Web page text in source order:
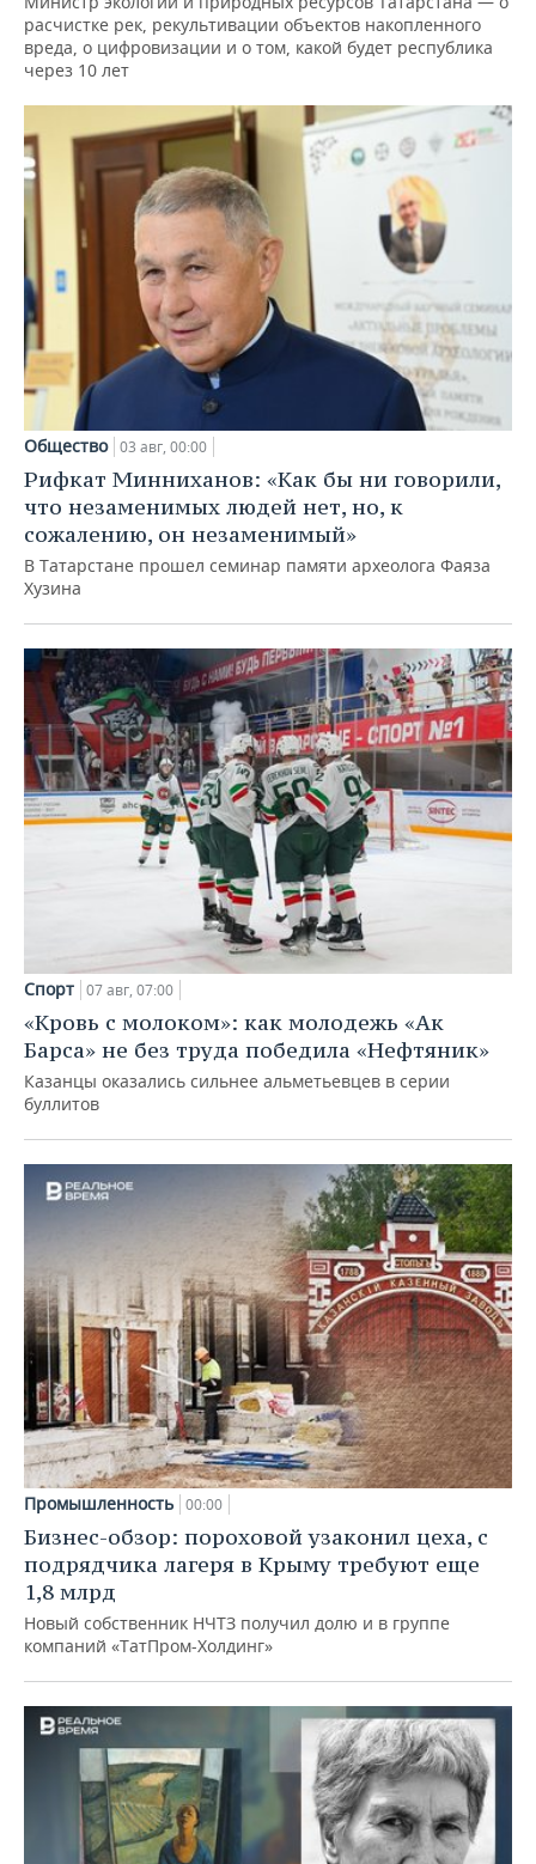
расчистке рек, рекультивации объектов накопленного
вреда, о цифровизации и о том, какой будет республика
через 10 лет
Общество 03 авг, 00:00
Рифкат Минниханов: «Как бы ни говорили,
что незаменимых людей нет, но, к
сожалению, он незаменимый»
В Татарстане прошел семинар памяти археолога Фаяза
Хузина
Спорт 07 авг, 07:00
«Кровь с молоком»: как молодежь «Ак
Барса» не без труда победила «Нефтяник»
Казанцы оказались сильнее альметьевцев в серии
буллитов
Промышленность 00:00
Бизнес-обзор: пороховой узаконил цеха, с
подрядчика лагеря в Крыму требуют еще
1,8 млрд
Новый собственник НЧТЗ получил долю и в группе
компаний «ТатПром-Холдинг»